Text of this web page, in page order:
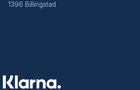
1396 Billingstad